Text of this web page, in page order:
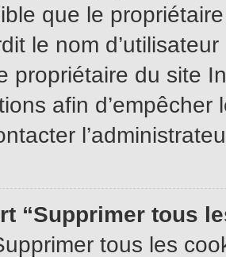
que le
le nom
propriétaire du site
afin d’empêcher
“Supprimer tous
tous les